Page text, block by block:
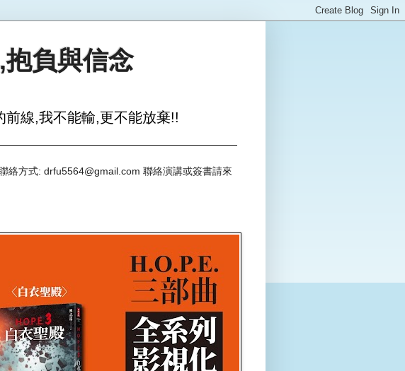
負與信念
線,我不能輸,更不能放棄!!
絡方式: drfu5564@gmail.com 聯絡演講或簽書請來